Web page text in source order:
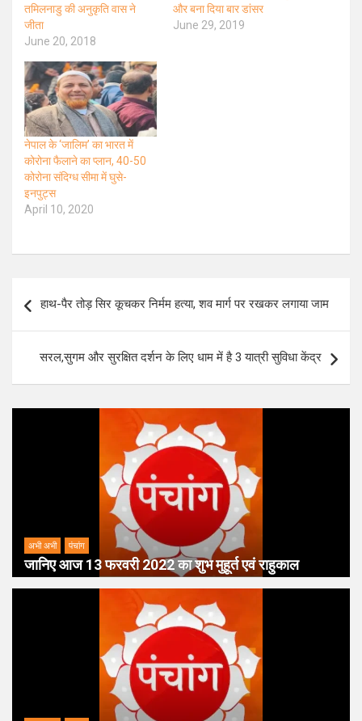
तमिलनाडु की अनुकृति वास ने
जीता
June 20, 2018
और बना दिया बार डांसर
June 29, 2019
नेपाल के ‘जालिम’ का भारत में
कोरोना फैलाने का प्लान, 40-50
कोरोना संदिग्ध सीमा में घुसे-
इनपुट्स
April 10, 2020
navigation
हाथ-पैर तोड़ सिर कूचकर निर्मम हत्या, शव मार्ग पर रखकर लगाया जाम
सरल,सुगम और सुरक्षित दर्शन के लिए धाम में है 3 यात्री सुविधा केंद्र
अभी अभी पंचांग
जानिए आज 13 फरवरी 2022 का शुभ मुहूर्त एवं राहुकाल